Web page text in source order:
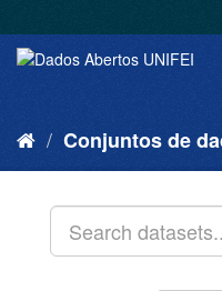
Conjuntos de